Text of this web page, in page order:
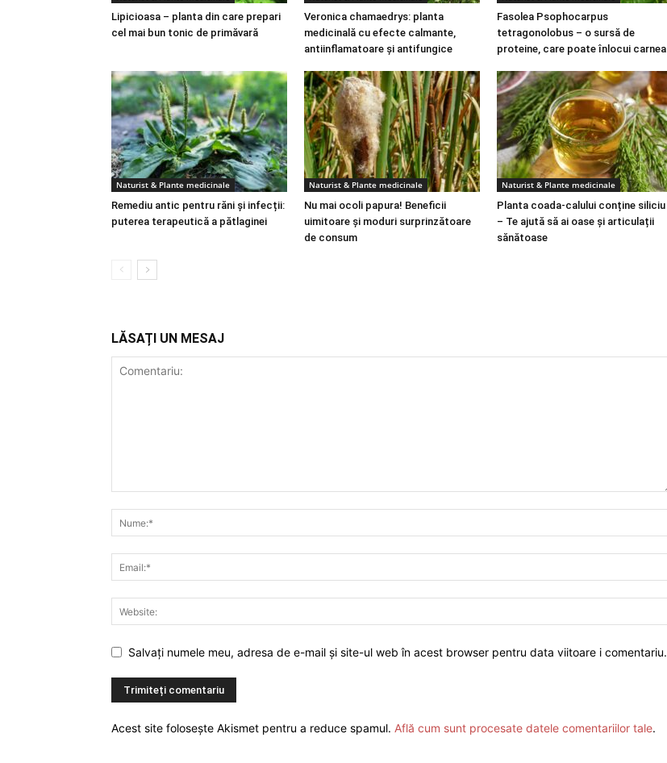
Lipicioasa – planta din care prepari
cel mai bun tonic de primăvară
Veronica chamaedrys: planta
medicinală cu efecte calmante,
antiinflamatoare și antifungice
Fasolea Psophocarpus
tetragonolobus – o sursă de
proteine, care poate înlocui carnea
Naturist & Plante medicinale
Remediu antic pentru răni și infecții:
puterea terapeutică a pătlaginei
Naturist & Plante medicinale
Nu mai ocoli papura! Beneficii
uimitoare și moduri surprinzătoare
de consum
Naturist & Plante medicinale
Planta coada-calului conține siliciu
– Te ajută să ai oase și articulații
sănătoase
LĂSAȚI UN MESAJ
Salvați numele meu, adresa de e-mail și site-ul web în acest browser pentru data viitoare i comentariu.
Acest site folosește Akismet pentru a reduce spamul. Află cum sunt procesate datele comentariilor tale.